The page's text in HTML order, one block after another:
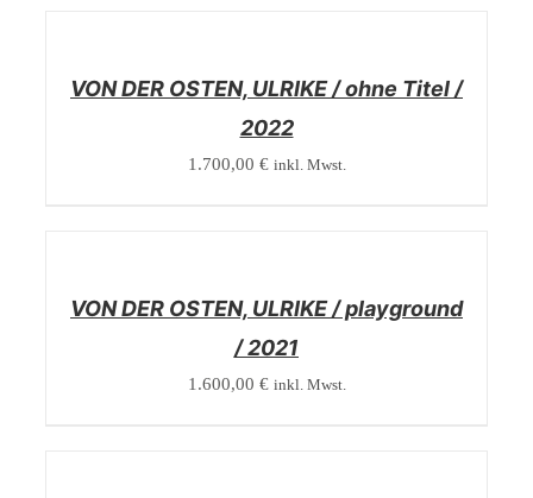
VON DER OSTEN, ULRIKE / ohne Titel /
2022
1.700,00 € inkl. Mwst.
VON DER OSTEN, ULRIKE / playground
/ 2021
1.600,00 € inkl. Mwst.